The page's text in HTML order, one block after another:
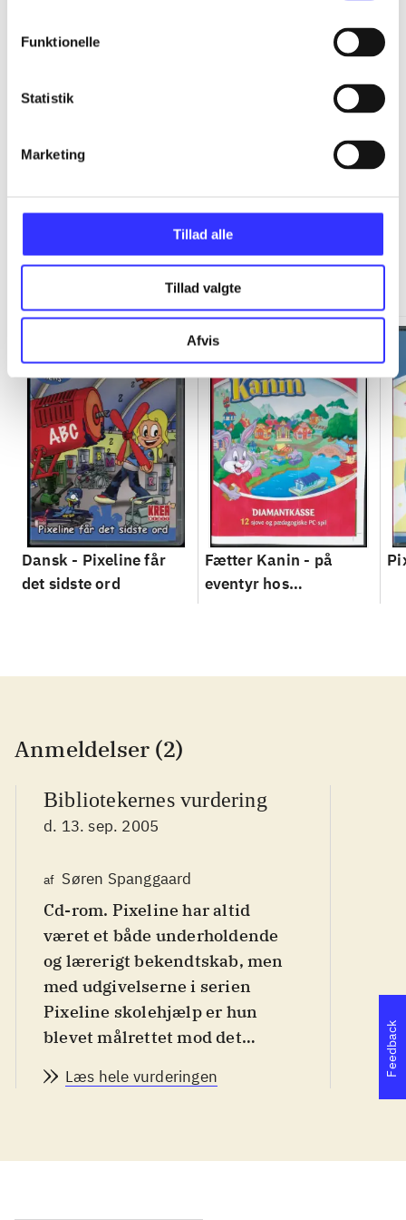
Funktionelle
Statistik
Marketing
Tillad alle
Tillad valgte
Afvis
Minder om
Dansk - Pixeline får
det sidste ord
Fætter Kanin - på
eventyr hos
Anmeldelser (2)
Bibliotekernes vurdering
d. 13. sep. 2005
af Søren Spanggaard
Cd-rom. Pixeline har altid
været et både underholdende
og lærerigt bekendtskab, men
med udgivelserne i serien
Pixeline skolehjælp er hun
blevet målrettet mod det
der er kommet en interaktiv
indlæring kan tjekkes, er
charmerende og pædagogiske
Læs hele vurderingen Feedback